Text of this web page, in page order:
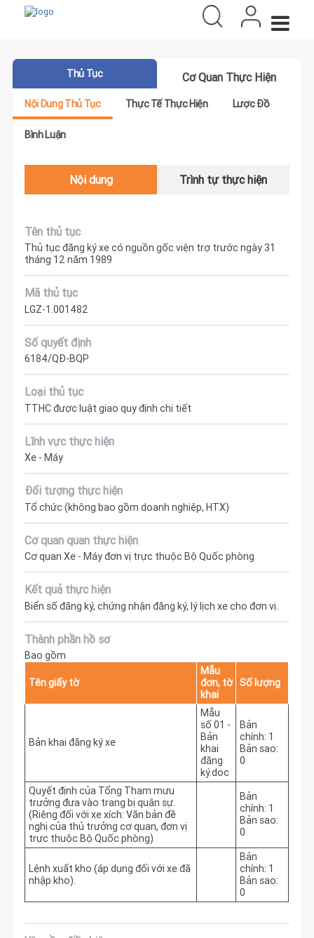
Thủ Tục Cơ Quan Thực Hiện
Nội Dung Thủ Tục Thực Tế Thực Hiện Lược Đồ
Bình Luận
Nội dung Trình tự thực hiện
Tên thủ tục
Thủ tục đăng ký xe có nguồn gốc viện trợ trước ngày 31
tháng 12 năm 1989
Mã thủ tục
LGZ-1.001482
Số quyết định
6184/QĐ-BQP
Loại thủ tục
TTHC được luật giao quy định chi tiết
Lĩnh vực thực hiện
Xe - Máy
Đối tượng thực hiện
Tổ chức (không bao gồm doanh nghiệp, HTX)
Cơ quan quan thực hiện
Cơ quan Xe - Máy đơn vị trực thuộc Bộ Quốc phòng
Kết quả thực hiện
Biển số đăng ký, chứng nhận đăng ký, lý lịch xe cho đơn vị.
Thành phần hồ sơ
Bao gồm
Tên giấy tờ
Mẫu
đơn, tờ
khai
Số lượng
Bản khai đăng ký xe
Mẫu
số 01 -
Bản
khai
đăng
ký.doc
Bản
chính: 1
Bản sao:
0
Quyết định của Tổng Tham mưu
trưởng đưa vào trang bị quân sự.
(Riêng đối với xe xích: Văn bản đề
nghị của thủ trưởng cơ quan, đơn vị
trực thuộc Bộ Quốc phòng)
Bản
chính: 1
Bản sao:
0
Lệnh xuất kho (áp dụng đối với xe đã
nhập kho).
Bản
chính: 1
Bản sao:
0